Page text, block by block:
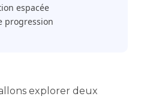
espacée
progression
explorer deux